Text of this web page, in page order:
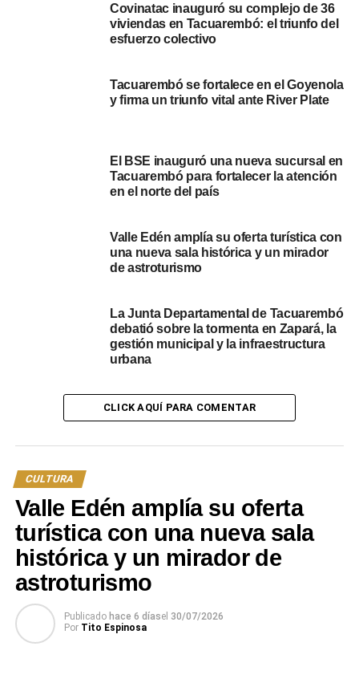
premios van desde los 6000 pesos para el primer
ganador, 4000 pesos para el segundo y 2000 pesos para
Las fotos se envían al teléfono de whatsapp 091 932 624
dirjuventudtbo@gmail.com
de septiembre se estarán subiendo las fotos al Facebook
de la Dirección de la Juventud y el tiempo de votación
¡Tacuaremboense al sudamericano y hasta el
mundial no para!
temor a lo que nazca”
Covinatac inauguró su complejo de 36
viviendas en Tacuarembó: el triunfo del
esfuerzo colectivo
Tacuarembó se fortalece en el Goyenola
y firma un triunfo vital ante River Plate
El BSE inauguró una nueva sucursal en
Tacuarembó para fortalecer la atención
en el norte del país
Valle Edén amplía su oferta turística con
una nueva sala histórica y un mirador
de astroturismo
La Junta Departamental de Tacuarembó
debatió sobre la tormenta en Zapará, la
gestión municipal y la infraestructura
urbana
CLICK AQUÍ PARA COMENTAR
CULTURA
Valle Edén amplía su oferta
turística con una nueva sala
histórica y un mirador de
astroturismo
Publicado hace 6 díasel 30/07/2026
Por Tito Espinosa